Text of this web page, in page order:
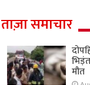
ताज़ा समाचार
मौत